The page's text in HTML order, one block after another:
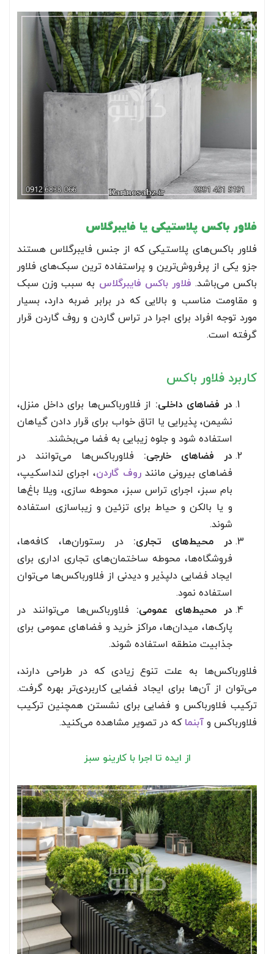
فلاور باکس پلاستیکی یا فایبرگلاس
فلاور باکس‌های پلاستیکی که از جنس فایبرگلاس هستند
جزو یکی از پرفروش‌ترین و پراستفاده ترین سبک‌های فلاور
باکس می‌باشد. فلاور باکس فایبرگلاس به سبب وزن سبک
و مقاومت مناسب و بالایی که در برابر ضربه دارد، بسیار
مورد توجه افراد برای اجرا در تراس گاردن و روف گاردن قرار
گرفته است.
کاربرد فلاور باکس
در فضاهای داخلی: از فلاورباکس‌ها برای داخل منزل،
نشیمن، پذیرایی یا اتاق خواب برای قرار دادن گیاهان
استفاده شود و جلوه زیبایی به فضا می‌بخشند.
در فضاهای خارجی: فلاورباکس‌ها می‌توانند در
فضاهای بیرونی مانندروف گاردن، اجرای لنداسکیپ،
بام سبز، اجرای تراس سبز، محوطه سازی، ویلا باغ‌ها
و یا بالکن و حیاط برای تزئین و زیباسازی استفاده
شوند.
در محیط‌های تجاری: در رستوران‌ها، کافه‌ها،
فروشگاه‌ها، محوطه ساختمان‌های تجاری اداری برای
ایجاد فضایی دلپذیر و دیدنی از فلاورباکس‌ها می‌توان
استفاده نمود.
در محیط‌های عمومی: فلاورباکس‌ها می‌توانند در
پارک‌ها، میدان‌ها، مراکز خرید و فضاهای عمومی برای
جذابیت منطقه استفاده شوند.
فلاورباکس‌ها به علت تنوع زیادی که در طراحی دارند،
می‌توان از آن‌ها برای ایجاد فضایی کاربردی‌تر بهره گرفت.
ترکیب فلاورباکس و فضایی برای نشستن همچنین ترکیب
فلاورباکس و آبنما که در تصویر مشاهده می‌کنید.
از ایده تا اجرا با کارینو سبز